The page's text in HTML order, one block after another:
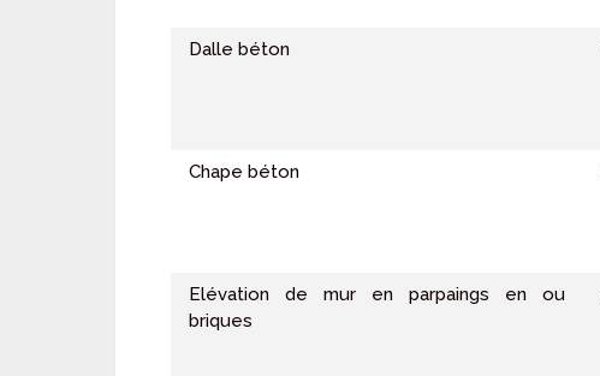
Dalle béton
Chape béton
Elévation de mur en parpaings en ou
briques